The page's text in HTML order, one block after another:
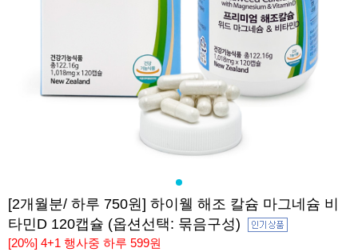
[2개월분/ 하루 750원] 하이웰 해조 칼슘 마그네슘 비
타민D 120캡슐 (옵션선택: 묶음구성)
[20%] 4+1 행사중 하루 599원